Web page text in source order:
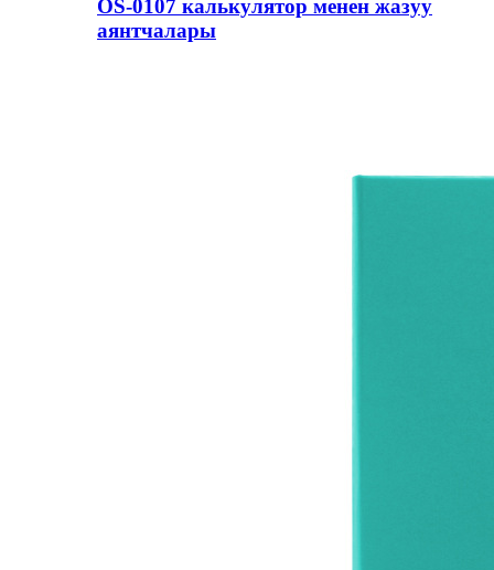
OS-0107 калькулятор менен жазуу
аянтчалары